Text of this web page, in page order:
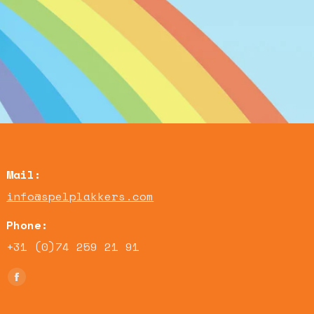
Mail:
info@spelplakkers.com
Phone:
+31 (0)74 259 21 91
Find us on:
Facebook